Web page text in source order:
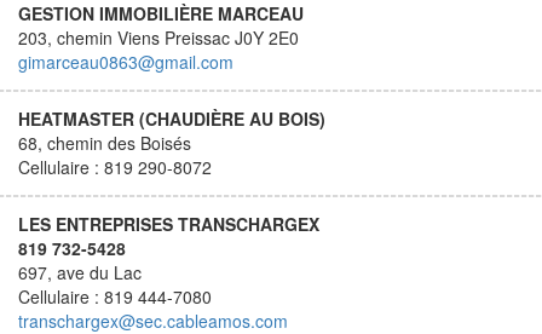
GESTION IMMOBILIÈRE MARCEAU
203, chemin Viens Preissac J0Y 2E0
gimarceau0863@gmail.com
HEATMASTER (CHAUDIÈRE AU BOIS)
68, chemin des Boisés
Cellulaire : 819 290-8072
LES ENTREPRISES TRANSCHARGEX
819 732-5428
697, ave du Lac
Cellulaire : 819 444-7080
transchargex@sec.cableamos.com